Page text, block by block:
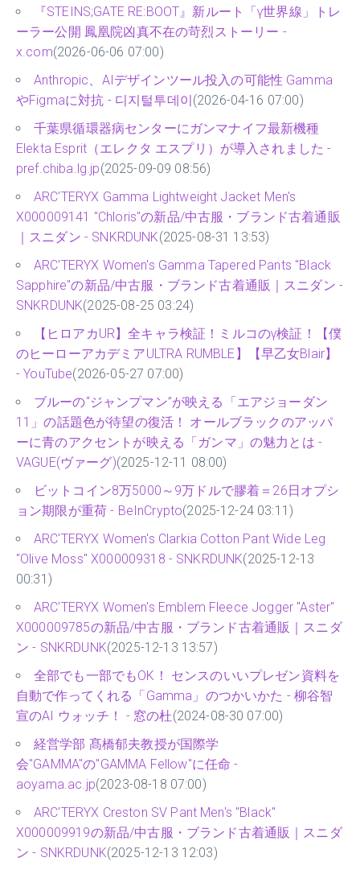
『STEINS;GATE RE:BOOT』新ルート「γ世界線」トレ
ーラー公開 鳳凰院凶真不在の苛烈ストーリー -
x.com(2026-06-06 07:00)
Anthropic、AIデザインツール投入の可能性 Gamma
やFigmaに対抗 - 디지털투데이 (2026-04-16 07:00)
千葉県循環器病センターにガンマナイフ最新機種
Elekta Esprit（エレクタ エスプリ）が導入されました -
pref.chiba.lg.jp(2025-09-09 08:56)
ARC'TERYX Gamma Lightweight Jacket Men's
X000009141 "Chloris"の新品/中古服・ブランド古着通販
｜スニダン - SNKRDUNK(2025-08-31 13:53)
ARC'TERYX Women's Gamma Tapered Pants "Black
Sapphire"の新品/中古服・ブランド古着通販｜スニダン -
SNKRDUNK(2025-08-25 03:24)
【ヒロアカUR】全キャラ検証！ミルコのγ検証！【僕
のヒーローアカデミアULTRA RUMBLE】【早乙女Blair】
- YouTube(2026-05-27 07:00)
ブルーの“ジャンプマン”が映える「エアジョーダン
11」の話題色が待望の復活！ オールブラックのアッパ
ーに青のアクセントが映える「ガンマ」の魅力とは -
VAGUE(ヴァーグ)(2025-12-11 08:00)
ビットコイン8万5000～9万ドルで膠着＝26日オプシ
ョン期限が重荷 - BeInCrypto(2025-12-24 03:11)
ARC'TERYX Women's Clarkia Cotton Pant Wide Leg
"Olive Moss" X000009318 - SNKRDUNK(2025-12-13
00:31)
ARC'TERYX Women's Emblem Fleece Jogger "Aster"
X000009785の新品/中古服・ブランド古着通販｜スニダ
ン - SNKRDUNK(2025-12-13 13:57)
全部でも一部でもOK！ センスのいいプレゼン資料を
自動で作ってくれる「Gamma」のつかいかた - 柳谷智
宣のAI ウォッチ！ - 窓の杜(2024-08-30 07:00)
経営学部 髙橋郁夫教授が国際学
会"GAMMA"の"GAMMA Fellow"に任命 -
aoyama.ac.jp(2023-08-18 07:00)
ARC'TERYX Creston SV Pant Men's "Black"
X000009919の新品/中古服・ブランド古着通販｜スニダ
ン - SNKRDUNK(2025-12-13 12:03)